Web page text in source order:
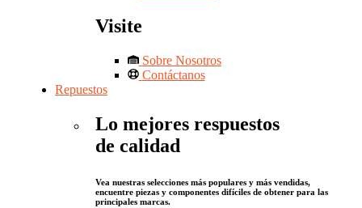
Visite
Sobre Nosotros
Contáctanos
Repuestos
Lo mejores respuestos
de calidad
Vea nuestras selecciones más populares y más vendidas,
encuentre piezas y componentes difíciles de obtener para las
principales marcas.